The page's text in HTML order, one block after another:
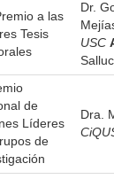
a las
Tesis
Dr.
USC
de
Líderes
de
Dra.